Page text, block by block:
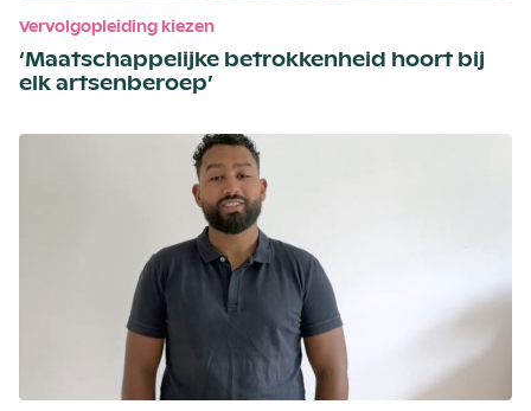
Vervolgopleiding kiezen
‘Maatschappelijke betrokkenheid hoort bij
elk artsenberoep’